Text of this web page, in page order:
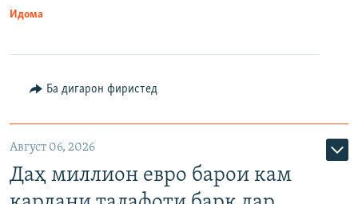
Идома
Ба дигарон фиристед
Август 06, 2026
Даҳ миллион евро барои кам